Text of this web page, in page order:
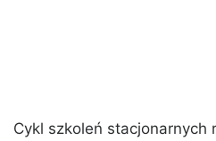
Cykl szkoleń stacjonarnych